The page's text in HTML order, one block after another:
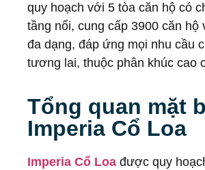
quy hoạch với 5 tòa căn hộ có
tầng nổi, cung cấp 3900 căn hộ
đa dạng, đáp ứng mọi nhu cầu
tương lai, thuộc phân khúc cao
Tổng quan mặt
Imperia Cổ Loa
Imperia Cổ Loa được quy